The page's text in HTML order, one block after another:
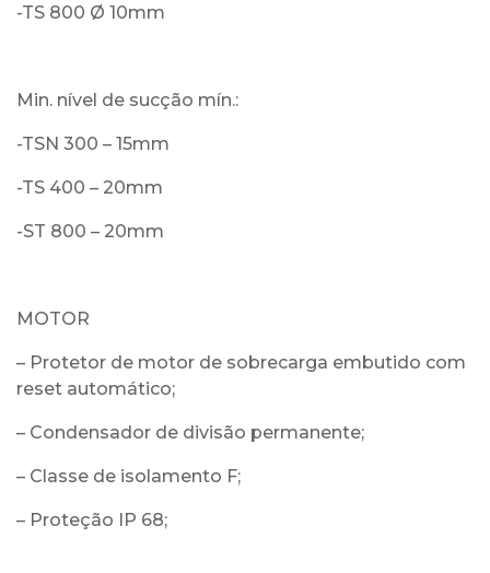
-TS 800 Ø 10mm
Min. nível de sucção mín.:
-TSN 300 – 15mm
-TS 400 – 20mm
-ST 800 – 20mm
MOTOR
– Protetor de motor de sobrecarga embutido com
reset automático;
– Condensador de divisão permanente;
– Classe de isolamento F;
– Proteção IP 68;